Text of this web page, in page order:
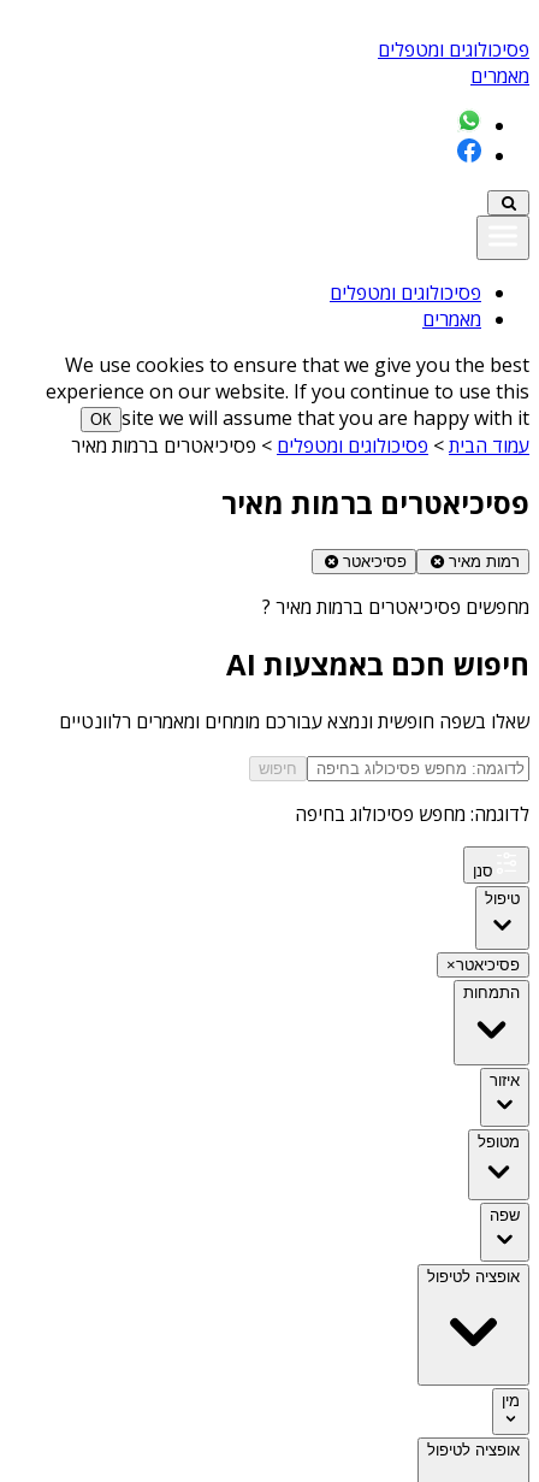
פסיכולוגים ומטפלים
מאמרים
פסיכולוגים ומטפלים
מאמרים
We use cookies to ensure that we give you the best
experience on our website. If you continue to use this
site we will assume that you are happy with it
ОК
עמוד הבית> פסיכולוגים ומטפלים > פסיכיאטרים ברמות מאיר
פסיכיאטרים ברמות מאיר
רמות מאיר פסיכיאטר
מחפשים פסיכיאטרים ברמות מאיר ?
חיפוש חכם באמצעות AI
שאלו בשפה חופשית ונמצא עבורכם מומחים ומאמרים רלוונטיים
חיפוש
לדוגמה: מחפש פסיכולוג בחיפה
סנן
טיפול
פסיכיאטר×
התמחות
איזור
מטופל
שפה
אופציה לטיפול
מין
אופציה לטיפול